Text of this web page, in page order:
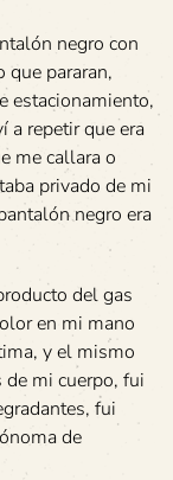
negro con
que pararan,
estacionamiento,
a repetir que era
me callara o
privado de mi
negro era
del gas
en mi mano
y el mismo
mi cuerpo, fui
fui
de